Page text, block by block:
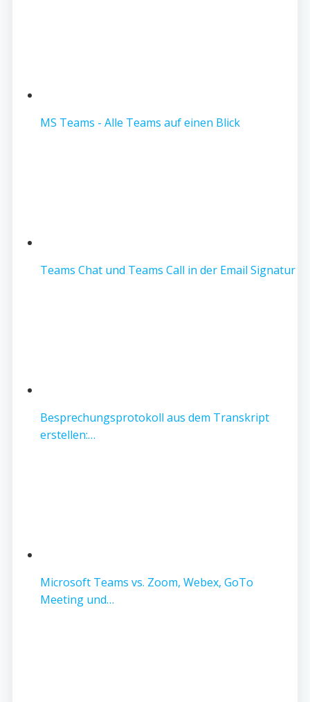
MS Teams - Alle Teams auf einen Blick
Teams Chat und Teams Call in der Email Signatur
Besprechungsprotokoll aus dem Transkript
erstellen:…
Microsoft Teams vs. Zoom, Webex, GoTo
Meeting und…